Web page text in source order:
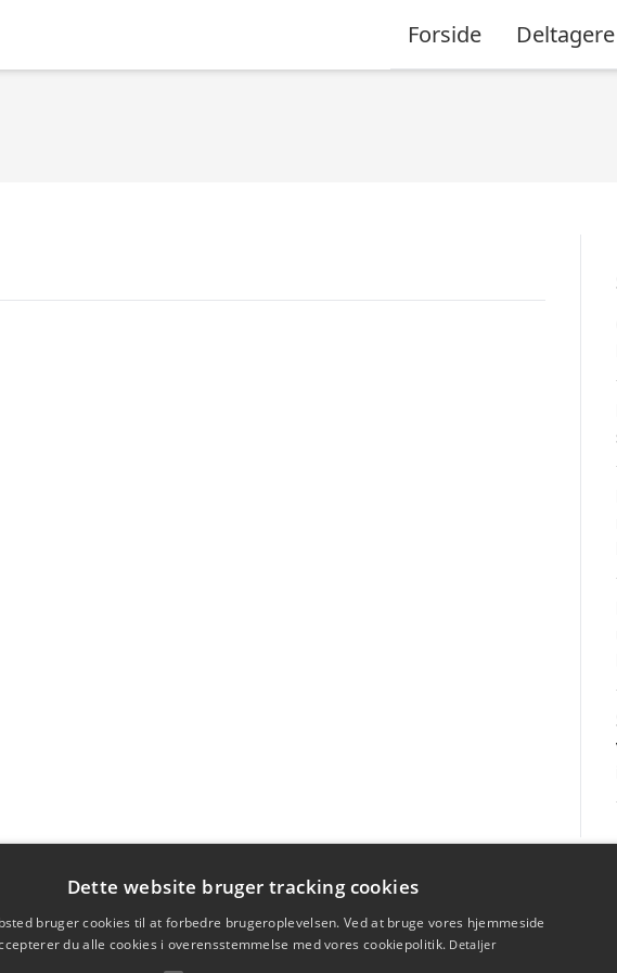
Forside Deltagere
Dette website bruger tracking cookies
bruger cookies til at forbedre brugeroplevelsen. Ved at bruge vores hjemmeside
du alle cookies i overensstemmelse med vores cookiepolitik. Detaljer